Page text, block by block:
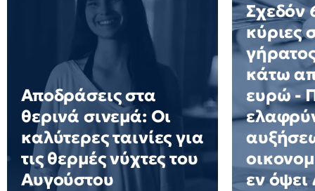
Αποδράσεις στα
θερινά σινεμά: Οι
καλύτερες ταινίες για
τις θερμές νύχτες του
Αυγούστου
Σχεδόν
κύριες
κάτω
ευρώ -
εν